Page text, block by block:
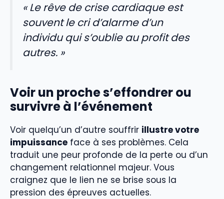
« Le rêve de crise cardiaque est
souvent le cri d’alarme d’un
individu qui s’oublie au profit des
autres. »
Voir un proche s’effondrer ou
survivre à l’événement
Voir quelqu’un d’autre souffrir illustre votre
impuissance face à ses problèmes. Cela
traduit une peur profonde de la perte ou d’un
changement relationnel majeur. Vous
craignez que le lien ne se brise sous la
pression des épreuves actuelles.